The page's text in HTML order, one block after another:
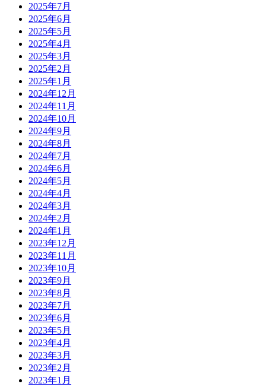
2025年7月
2025年6月
2025年5月
2025年4月
2025年3月
2025年2月
2025年1月
2024年12月
2024年11月
2024年10月
2024年9月
2024年8月
2024年7月
2024年6月
2024年5月
2024年4月
2024年3月
2024年2月
2024年1月
2023年12月
2023年11月
2023年10月
2023年9月
2023年8月
2023年7月
2023年6月
2023年5月
2023年4月
2023年3月
2023年2月
2023年1月